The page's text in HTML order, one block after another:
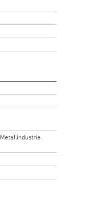
Metallindustrie